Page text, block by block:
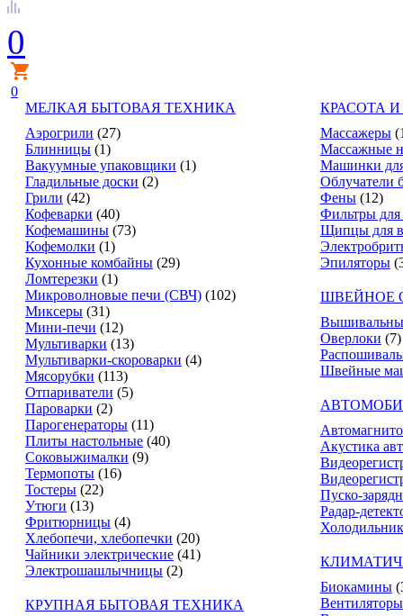
0
0
МЕЛКАЯ БЫТОВАЯ ТЕХНИКА
Аэрогрили (27)
Блинницы (1)
Вакуумные упаковщики (1)
Гладильные доски (2)
Грили (42)
Кофеварки (40)
Кофемашины (73)
Кофемолки (1)
Кухонные комбайны (29)
Ломтерезки (1)
Микроволновые печи (СВЧ) (102)
Миксеры (31)
Мини-печи (12)
Мультиварки (13)
Мультиварки-скороварки (4)
Мясорубки (113)
Отпариватели (5)
Пароварки (2)
Парогенераторы (11)
Плиты настольные (40)
Соковыжималки (9)
Термопоты (16)
Тостеры (22)
Утюги (13)
Фритюрницы (4)
Хлебопечи, хлебопечки (20)
Чайники электрические (41)
Электрошашлычницы (2)
КРУПНАЯ БЫТОВАЯ ТЕХНИКА
КРАСОТА И
Массажеры
Массажные
Машинки
Облучатели
Фены (12)
Фильтры
Щипцы для
Эпиляторы
ШВЕЙНОЕ
Оверлоки (7)
Швейные
Акустика
Пуско-
Радар-
Биокамины
Вентиляторы